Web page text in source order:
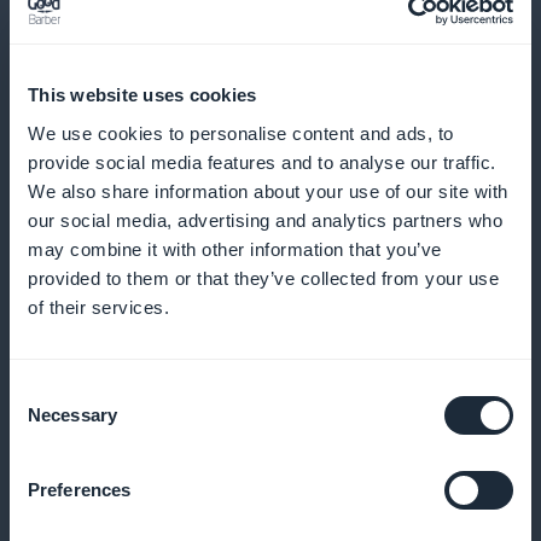
This website uses cookies
We use cookies to personalise content and ads, to
provide social media features and to analyse our traffic.
We also share information about your use of our site with
our social media, advertising and analytics partners who
may combine it with other information that you’ve
provided to them or that they’ve collected from your use
of their services.
Selection
Necessary
Preferences
Vinkkejä optimaaliseen
ostokokemukseen
Tarjoamme vinkkejä siitä, miten jokaisesta vierailusta
saa parhaan hyödyn irti, mukaan lukien parhaat ajat
väkijoukkojen välttämiseksi ja kauden must-have-